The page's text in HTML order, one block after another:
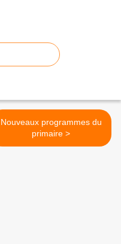
Nouveaux programmes du
primaire >